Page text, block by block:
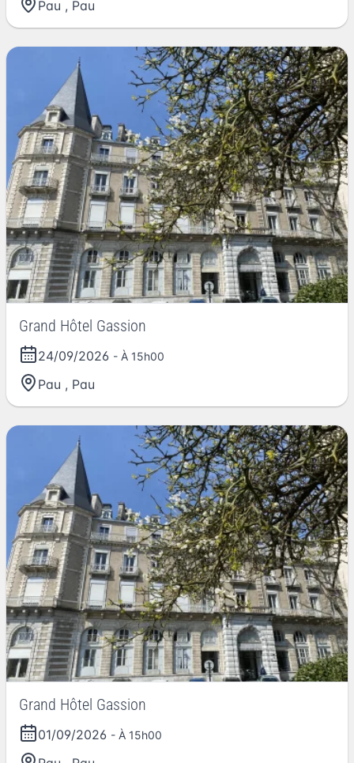
Pau , Pau
Grand Hôtel Gassion
24/09/2026 - À 15h00
Pau , Pau
Grand Hôtel Gassion
01/09/2026 - À 15h00